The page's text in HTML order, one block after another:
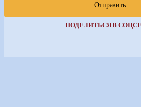
Отправить
ПОДЕЛИТЬСЯ В